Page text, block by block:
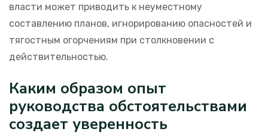
власти может приводить к неуместному
составлению планов, игнорированию опасностей и
тягостным огорчениям при столкновении с
действительностью.
Каким образом опыт
руководства обстоятельствами
создает уверенность